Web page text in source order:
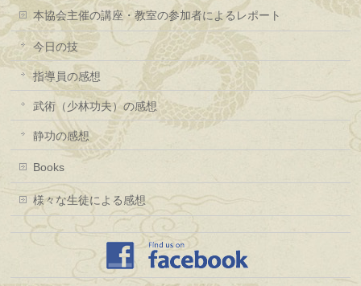
本協会主催の講座・教室の参加者によるレポート
今日の技
指導員の感想
武術（少林功夫）の感想
静功の感想
Books
様々な生徒による感想